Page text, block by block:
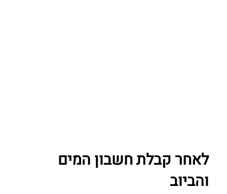
לאחר קבלת חשבון המים
והביוב